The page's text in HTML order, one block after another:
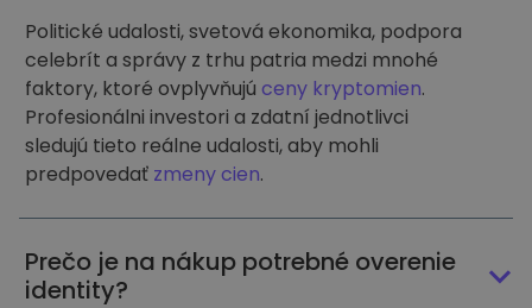
Politické udalosti, svetová ekonomika, podpora
celebrít a správy z trhu patria medzi mnohé
faktory, ktoré ovplyvňujú ceny kryptomien.
Profesionálni investori a zdatní jednotlivci
sledujú tieto reálne udalosti, aby mohli
predpovedať zmeny cien.
Prečo je na nákup potrebné overenie
identity?